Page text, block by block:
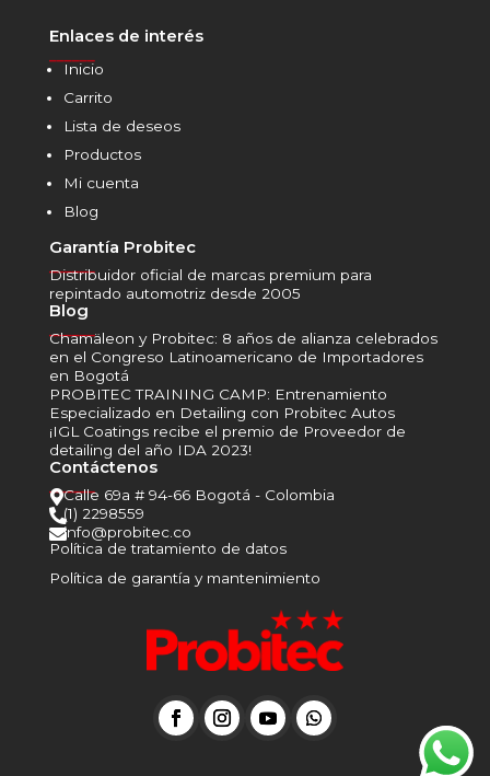
Enlaces de interés
Inicio
Carrito
Lista de deseos
Productos
Mi cuenta
Blog
Garantía Probitec
______
Distribuidor oficial de marcas premium para
repintado automotriz desde 2005
Blog
______
Chamäleon y Probitec: 8 años de alianza celebrados
en el Congreso Latinoamericano de Importadores
en Bogotá
PROBITEC TRAINING CAMP: Entrenamiento
Especializado en Detailing con Probitec Autos
¡IGL Coatings recibe el premio de Proveedor de
detailing del año IDA 2023!
Contáctenos
______
Calle 69a # 94-66 Bogotá - Colombia
(1) 2298559
info@probitec.co
Política de tratamiento de datos
Política de garantía y mantenimiento